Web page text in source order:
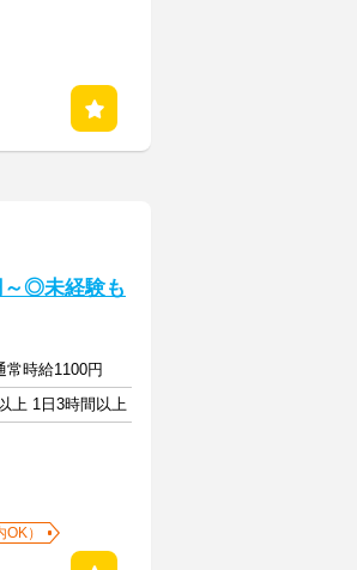
～◎未経験も
常時給1100円
上 1日3時間以上
）